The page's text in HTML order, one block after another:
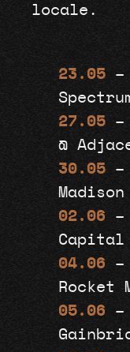
locale.
23.05 –
27.05 –
@
30.05 –
02.06 –
Capital
04.06 –
Rocket
05.06 –